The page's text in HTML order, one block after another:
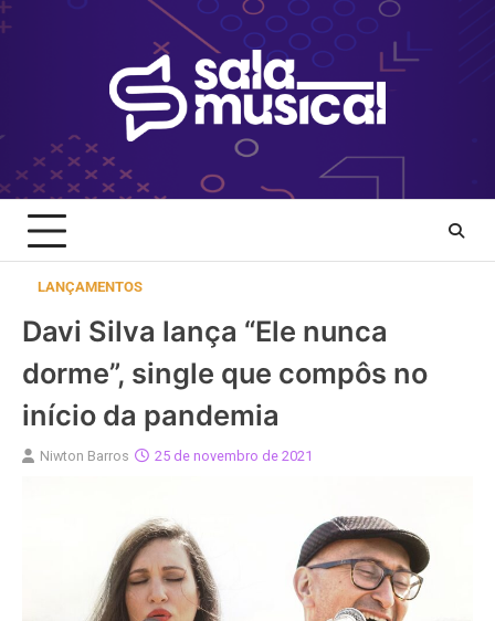
Skip
to
LANÇAMENTOS
Davi Silva lança “Ele nunca
dorme”, single que compôs no
início da pandemia
Niwton Barros 25 de novembro de 2021